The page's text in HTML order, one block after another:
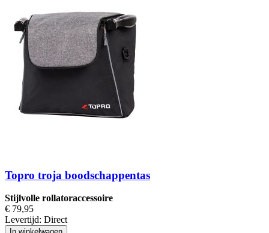
Topro troja boodschappentas
Stijlvolle rollatoraccessoire
€ 79,95
Levertijd: Direct